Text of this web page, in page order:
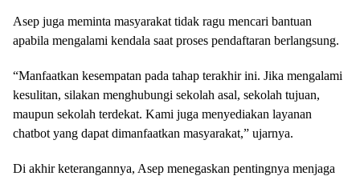
Asep juga meminta masyarakat tidak ragu mencari bantuan
apabila mengalami kendala saat proses pendaftaran berlangsung.
“Manfaatkan kesempatan pada tahap terakhir ini. Jika mengalami
kesulitan, silakan menghubungi sekolah asal, sekolah tujuan,
maupun sekolah terdekat. Kami juga menyediakan layanan
chatbot yang dapat dimanfaatkan masyarakat,” ujarnya.
Di akhir keterangannya, Asep menegaskan pentingnya menjaga